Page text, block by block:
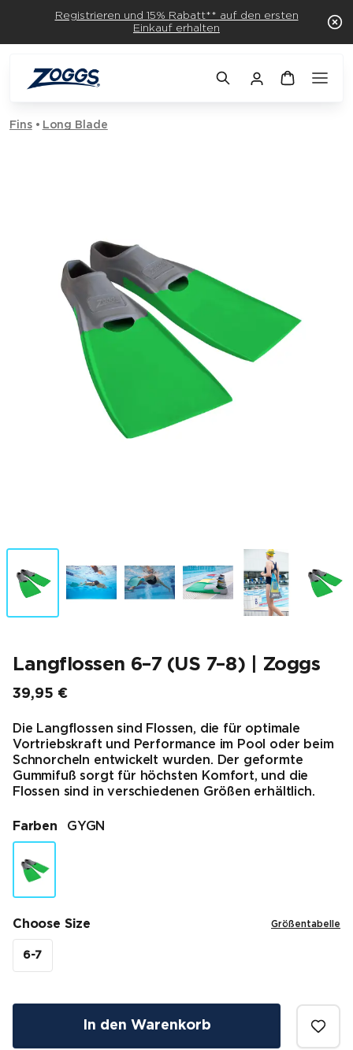
Registrieren und 15% Rabatt** auf den ersten
Einkauf erhalten
Fins Long Blade
Langflossen 6–7 (US 7–8) | Zoggs
39,95 €
Endpreis
Die Langflossen sind Flossen, die für optimale
Vortriebskraft und Performance im Pool oder beim
Schnorcheln entwickelt wurden. Der geformte
Gummifuß sorgt für höchsten Komfort, und die
Flossen sind in verschiedenen Größen erhältlich.
Farben GYGN
Choose Size Größentabelle
6-7
In den Warenkorb